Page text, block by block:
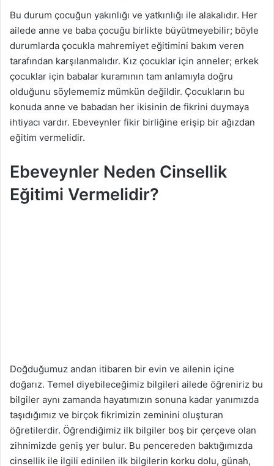
Bu durum çocuğun yakınlığı ve yatkınlığı ile alakalıdır. Her
ailede anne ve baba çocuğu birlikte büyütmeyebilir; böyle
durumlarda çocukla mahremiyet eğitimini bakım veren
tarafından karşılanmalıdır. Kız çocuklar için anneler; erkek
çocuklar için babalar kuramının tam anlamıyla doğru
olduğunu söylememiz mümkün değildir. Çocukların bu
konuda anne ve babadan her ikisinin de fikrini duymaya
ihtiyacı vardır. Ebeveynler fikir birliğine erişip bir ağızdan
eğitim vermelidir.
Ebeveynler Neden Cinsellik
Eğitimi Vermelidir?
Doğduğumuz andan itibaren bir evin ve ailenin içine
doğarız. Temel diyebileceğimiz bilgileri ailede öğreniriz bu
bilgiler aynı zamanda hayatımızın sonuna kadar yanımızda
taşıdığımız ve birçok fikrimizin zeminini oluşturan
öğretilerdir. Öğrendiğimiz ilk bilgiler boş bir çerçeve olan
zihnimizde geniş yer bulur. Bu pencereden baktığımızda
cinsellik ile ilgili edinilen ilk bilgilerin korku dolu, günah,